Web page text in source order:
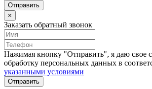
Отправить
×
Заказать обратный звонок
Нажимая кнопку "Отправить", я даю свое
обработку персональных данных в
указанными условиями
Отправить